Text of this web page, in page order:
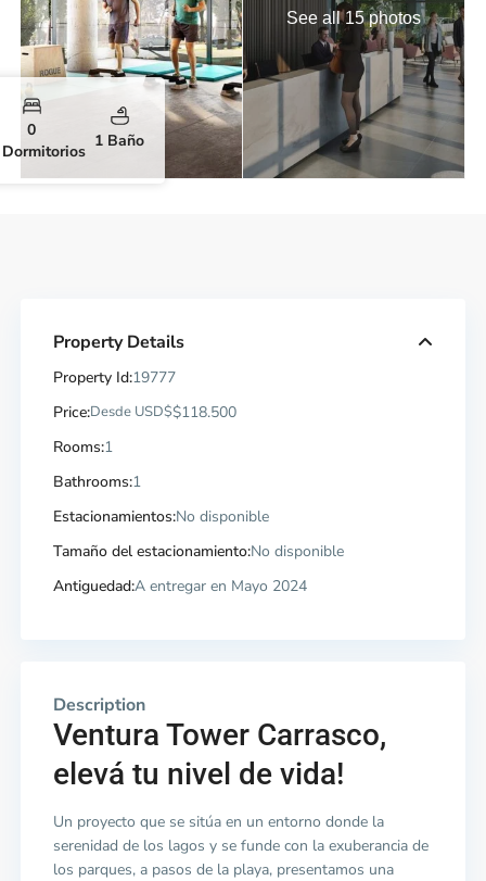
See all 15 photos
0
Dormitorios
1 Baño
Property Details
Property Id:19777
Price:Desde USD$$118.500
Rooms:1
Bathrooms:1
Estacionamientos:No disponible
Tamaño del estacionamiento:No disponible
Antiguedad:A entregar en Mayo 2024
Description
Ventura Tower Carrasco,
elevá tu nivel de vida!
Un proyecto que se sitúa en un entorno donde la
serenidad de los lagos y se funde con la exuberancia de
los parques, a pasos de la playa, presentamos una